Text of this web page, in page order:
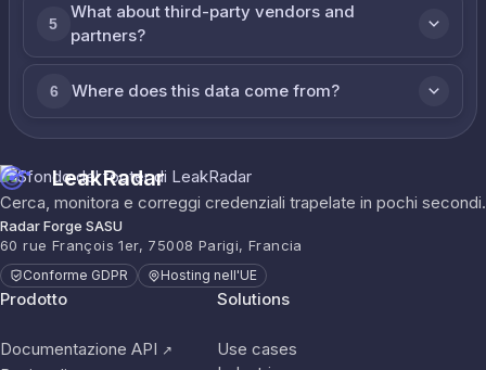
5
What about third-party vendors and
partners?
6 Where does this data come from?
LeakRadar
Cerca, monitora e correggi credenziali trapelate in pochi secondi.
Radar Forge SASU
60 rue François 1er, 75008 Parigi, Francia
Conforme GDPR Hosting nell'UE
Prodotto
Documentazione API ↗
Solutions
Use cases